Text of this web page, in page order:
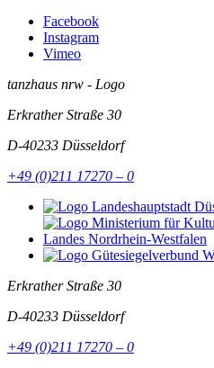
Facebook
Instagram
Vimeo
tanzhaus nrw - Logo
Erkrather Straße 30
D-40233 Düsseldorf
+49 (0)211 17270 – 0
Erkrather Straße 30
D-40233 Düsseldorf
+49 (0)211 17270 – 0